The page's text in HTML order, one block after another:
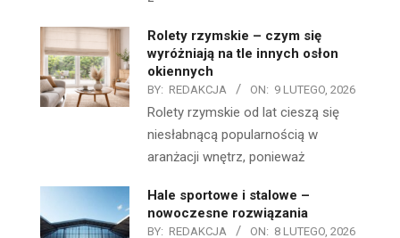
Rolety rzymskie – czym się
wyróżniają na tle innych osłon
okiennych
BY: REDAKCJA ON: 9 LUTEGO, 2026
Rolety rzymskie od lat cieszą się
niesłabnącą popularnością w
aranżacji wnętrz, ponieważ
Hale sportowe i stalowe –
nowoczesne rozwiązania
BY: REDAKCJA ON: 8 LUTEGO, 2026